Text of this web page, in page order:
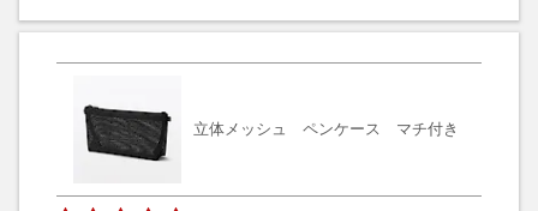
立体メッシュ ペンケース マチ付き